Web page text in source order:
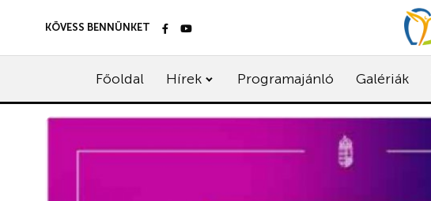
KÖVESS BENNÜNKET
Főoldal Hírek Programajánló Galériák